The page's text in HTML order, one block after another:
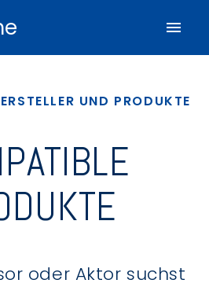
UND PRODUKTE
oder Aktor suchst